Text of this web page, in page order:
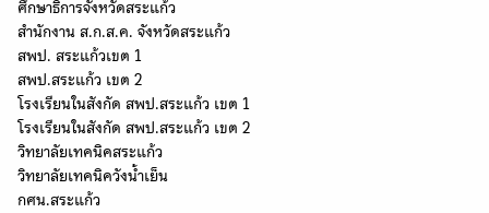
ศึกษาธิการจังหวัดสระแก้ว
สำนักงาน ส.ก.ส.ค. จังหวัดสระแก้ว
สพป. สระแก้วเขต 1
สพป.สระแก้ว เขต 2
โรงเรียนในสังกัด สพป.สระแก้ว เขต 1
โรงเรียนในสังกัด สพป.สระแก้ว เขต 2
วิทยาลัยเทคนิคสระแก้ว
วิทยาลัยเทคนิควังน้ำเย็น
กศน.สระแก้ว